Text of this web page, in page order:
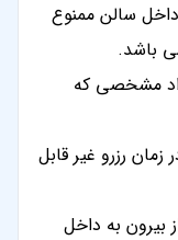
سالن ممنوع
باشد.
مشخصی که
رزرو غیر قابل
بیرون به داخل